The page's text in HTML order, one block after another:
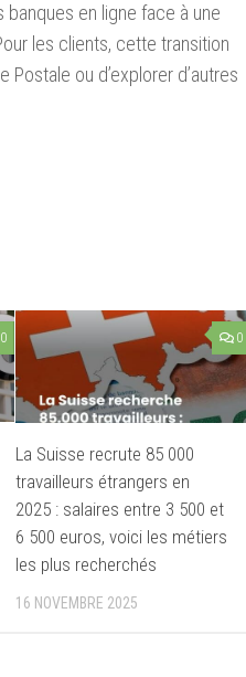
en ligne face à une
les clients, cette transition
ou d’explorer d’autres
0 0
La Suisse recrute 85 000
travailleurs étrangers en
2025 : salaires entre 3 500 et
6 500 euros, voici les métiers
les plus recherchés
16 NOVEMBRE 2025